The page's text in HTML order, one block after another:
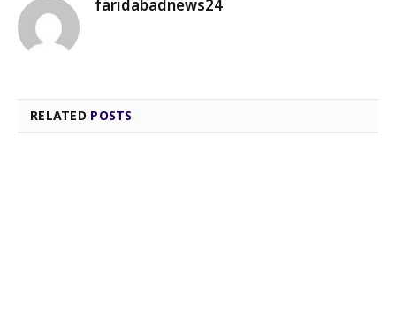
faridabadnews24
RELATED POSTS